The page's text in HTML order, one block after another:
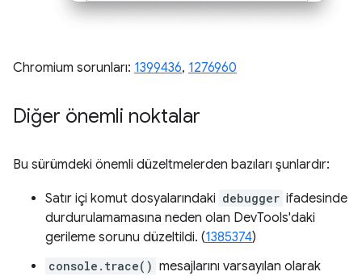
Chromium sorunları: 1399436, 1276960
Diğer önemli noktalar
Bu sürümdeki önemli düzeltmelerden bazıları şunlardır:
Satır içi komut dosyalarındaki debugger ifadesinde
durdurulamamasına neden olan DevTools'daki
gerileme sorunu düzeltildi. (1385374)
console.trace() mesajlarını varsayılan olarak